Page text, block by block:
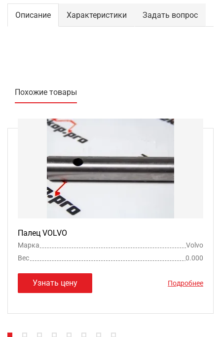
Описание Характеристики Задать вопрос
Похожие товары
Палец VOLVO
Марка
Volvo
Вес
0.000
Узнать цену Подробнее